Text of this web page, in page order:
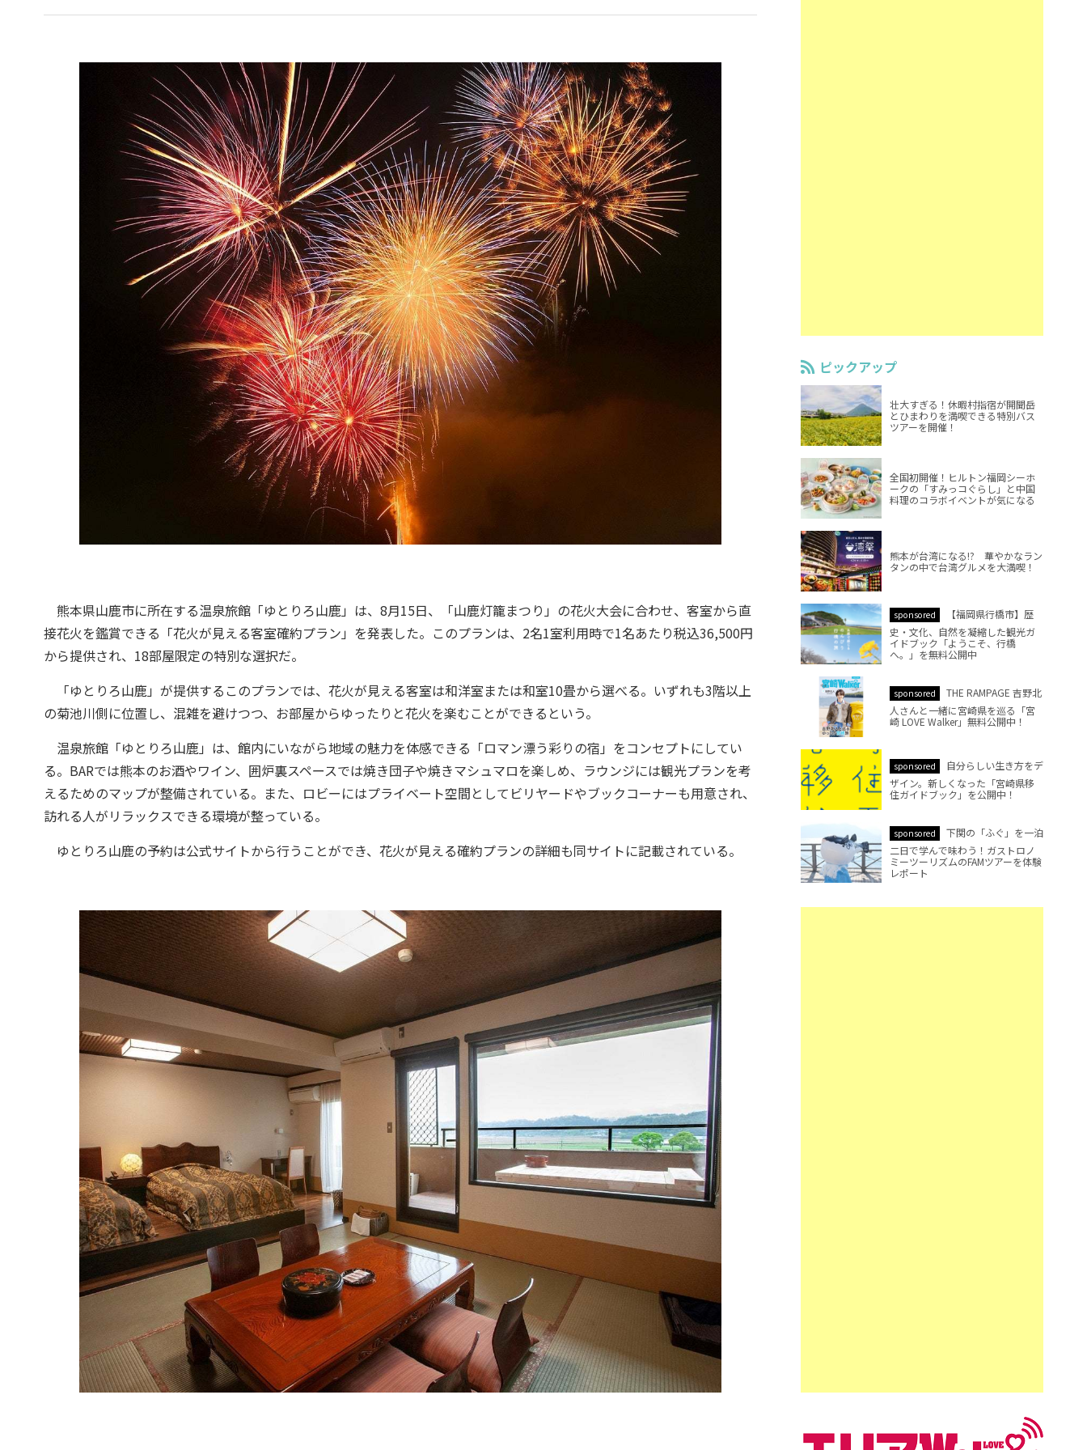
熊本県山鹿市に所在する温泉旅館「ゆとりろ山鹿」は、8月15日、「山鹿灯籠まつり」の花火大会に合わせ、客室から直
接花火を鑑賞できる「花火が見える客室確約プラン」を発表した。このプランは、2名1室利用時で1名あたり税込36,500円
から提供され、18部屋限定の特別な選択だ。
「ゆとりろ山鹿」が提供するこのプランでは、花火が見える客室は和洋室または和室10畳から選べる。いずれも3階以上
の菊池川側に位置し、混雑を避けつつ、お部屋からゆったりと花火を楽むことができるという。
温泉旅館「ゆとりろ山鹿」は、館内にいながら地域の魅力を体感できる「ロマン漂う彩りの宿」をコンセプトにしてい
る。BARでは熊本のお酒やワイン、囲炉裏スペースでは焼き団子や焼きマシュマロを楽しめ、ラウンジには観光プランを考
えるためのマップが整備されている。また、ロビーにはプライベート空間としてビリヤードやブックコーナーも用意され、
訪れる人がリラックスできる環境が整っている。
ゆとりろ山鹿の予約は公式サイトから行うことができ、花火が見える確約プランの詳細も同サイトに記載されている。
ピックアップ
壮大すぎる！休暇村指宿が開聞岳
とひまわりを満喫できる特別バス
ツアーを開催！
全国初開催！ヒルトン福岡シーホ
ークの「すみっコぐらし」と中国
料理のコラボイベントが気になる
熊本が台湾になる!? 華やかなラン
タンの中で台湾グルメを大満喫！
sponsored
【福岡県行橋市】歴
史・文化、自然を凝縮した観光ガ
イドブック「ようこそ、行橋
へ。」を無料公開中
sponsored
THE RAMPAGE 吉野北
人さんと一緒に宮崎県を巡る「宮
崎 LOVE Walker」無料公開中！
sponsored
自分らしい生き方をデ
ザイン。新しくなった「宮崎県移
住ガイドブック」を公開中！
sponsored
下関の「ふぐ」を一泊
二日で学んで味わう！ガストロノ
ミーツーリズムのFAMツアーを体験
レポート